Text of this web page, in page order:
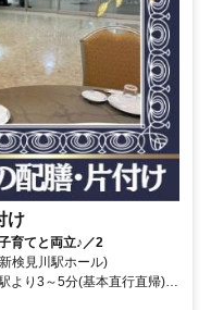
け
育てと両立♪／2
検見川駅ホール)
より3～5分(基本直行直帰)の